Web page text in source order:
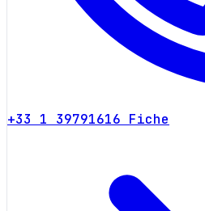
+33 1 39791616 Fiche